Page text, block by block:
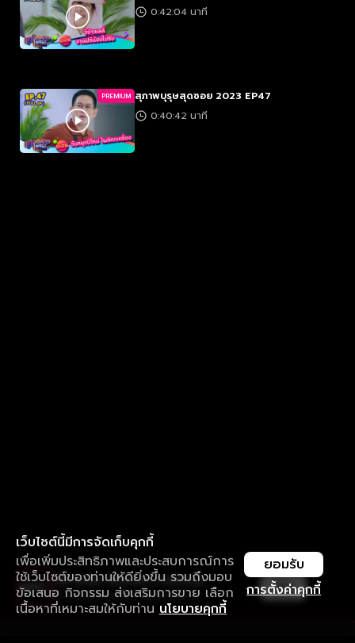
0:42:04 นาที
PREMIUM สุภาพบุรุษสุดซอย 2023 EP47
0:40:42 นาที
เว็บไซต์นี้มีการจัดเก็บคุกกี้
เพื่อเพิ่มประสิทธิภาพและประสบการณ์การ
ใช้เว็บไซต์ของท่านให้ดียิ่งขึ้น รวมถึงมอบ
ข้อเสนอ กิจกรรม ส่งเสริมการขาย เลือก
เนื้อหาที่เหมาะสมให้กับท่าน นโยบายคุกกี้
การตั้งค่าคุกกี้
ยอมรับ
ใช้งานแอป ลื่นไหลกว่า ไม่มีสะดุด
ดาวน์โหลดแอปเพื่อการรับชมที่ดีกว่า เปิด